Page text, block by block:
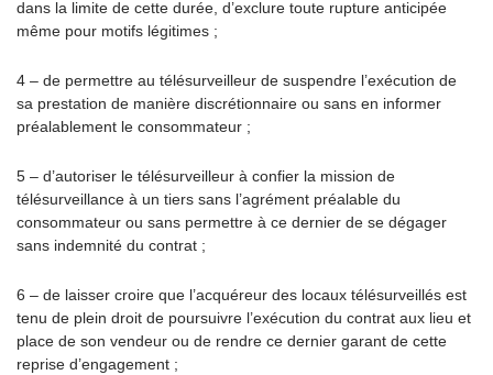
dans la limite de cette durée, d’exclure toute rupture anticipée
même pour motifs légitimes ;
4 – de permettre au télésurveilleur de suspendre l’exécution de
sa prestation de manière discrétionnaire ou sans en informer
préalablement le consommateur ;
5 – d’autoriser le télésurveilleur à confier la mission de
télésurveillance à un tiers sans l’agrément préalable du
consommateur ou sans permettre à ce dernier de se dégager
sans indemnité du contrat ;
6 – de laisser croire que l’acquéreur des locaux télésurveillés est
tenu de plein droit de poursuivre l’exécution du contrat aux lieu et
place de son vendeur ou de rendre ce dernier garant de cette
reprise d’engagement ;